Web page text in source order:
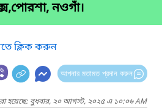
নওগাঁ।
ক্লিক করুন
আপনার মতামত প্রদান করুন
হয়েছে: বুধবার, ২০ আগস্ট, ২০২৫ এ ১০:০৬ AM